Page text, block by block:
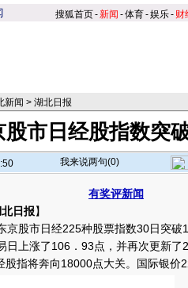
搜狐首页-新闻 -体育-娱乐- 财
新闻 > 湖北日报
股市日经股指数突
我来说两句(0)
有奖评新闻
日报】
股市日经225种股票指数30日突破
日上涨了106．93点，并再次更新
指将奔向18000点大关。 国际银价